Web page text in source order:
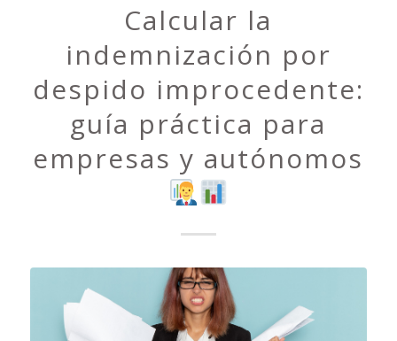
Calcular la
indemnización por
despido improcedente:
guía práctica para
empresas y autónomos